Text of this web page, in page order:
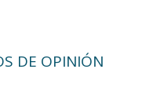
DE OPINIÓN